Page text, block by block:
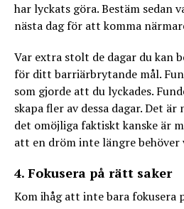
har lyckats göra. Bestäm sedan
nästa dag för att komma
Var extra stolt de dagar du kan
för ditt barriärbrytande mål.
som gjorde att du lyckades.
skapa fler av dessa dagar. Det
det omöjliga faktiskt kanske är
att en dröm inte längre behöver
4. Fokusera på rätt saker
Kom ihåg att inte bara fokusera